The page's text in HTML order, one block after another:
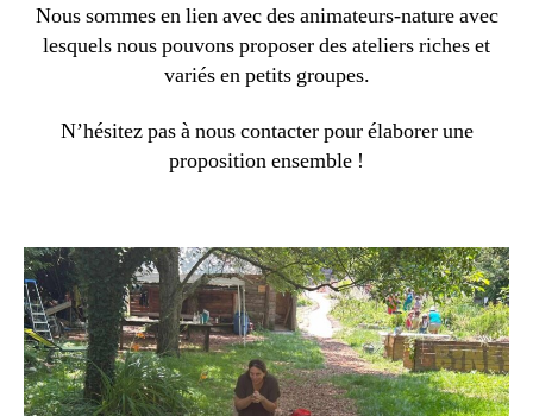
Nous sommes en lien avec des animateurs-nature avec
lesquels nous pouvons proposer des ateliers riches et
variés en petits groupes.
N’hésitez pas à nous contacter pour élaborer une
proposition ensemble !